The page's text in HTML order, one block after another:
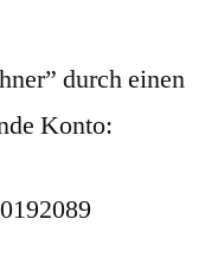
durch einen
Konto: